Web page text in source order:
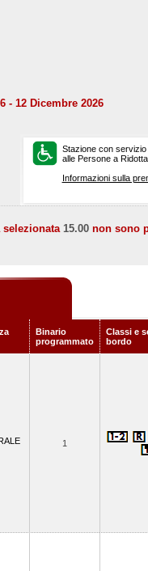
- 12 Dicembre 2026
Stazione con
alle Persone a
Informazioni sulla
selezionata15.00 non sono
Binario
programmato
Classi e
bordo
1